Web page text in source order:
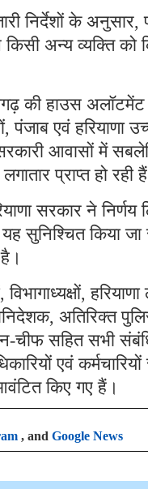
निर्देशों के
अन्य व्यक्ति को
की हाउस
पंजाब एवं
आवासों में
प्राप्त हो रही
सरकार ने निर्णय
यह सुनिश्चित किया
अतिरिक्त
सहित सभी
एवं कर्मचारियों
किए गए हैं।
, and Google News